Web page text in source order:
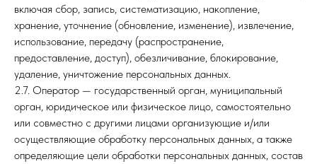
включая сбор, запись, систематизацию, накопление,
хранение, уточнение (обновление, изменение), извлечение,
использование, передачу (распространение,
предоставление, доступ), обезличивание, блокирование,
удаление, уничтожение персональных данных.
2.7. Оператор — государственный орган, муниципальный
орган, юридическое или физическое лицо, самостоятельно
или совместно с другими лицами организующие и/или
осуществляющие обработку персональных данных, а также
определяющие цели обработки персональных данных, состав